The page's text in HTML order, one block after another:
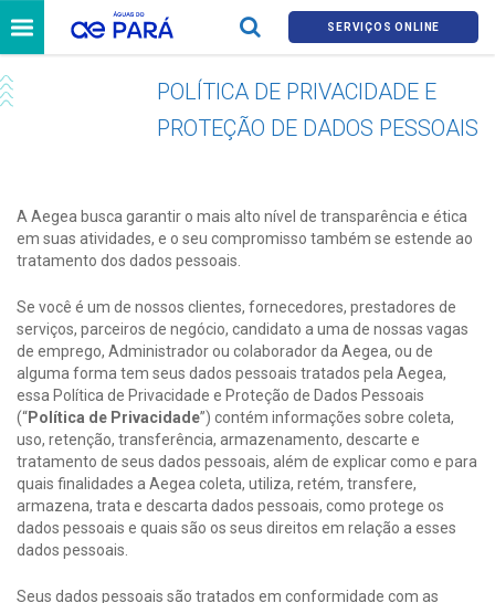
SERVIÇOS ONLINE
POLÍTICA DE PRIVACIDADE E
PROTEÇÃO DE DADOS PESSOAIS
A Aegea busca garantir o mais alto nível de transparência e ética
em suas atividades, e o seu compromisso também se estende ao
tratamento dos dados pessoais.
Se você é um de nossos clientes, fornecedores, prestadores de
serviços, parceiros de negócio, candidato a uma de nossas vagas
de emprego, Administrador ou colaborador da Aegea, ou de
alguma forma tem seus dados pessoais tratados pela Aegea,
essa Política de Privacidade e Proteção de Dados Pessoais
(“Política de Privacidade”) contém informações sobre coleta,
uso, retenção, transferência, armazenamento, descarte e
tratamento de seus dados pessoais, além de explicar como e para
quais finalidades a Aegea coleta, utiliza, retém, transfere,
armazena, trata e descarta dados pessoais, como protege os
dados pessoais e quais são os seus direitos em relação a esses
dados pessoais.
Seus dados pessoais são tratados em conformidade com as